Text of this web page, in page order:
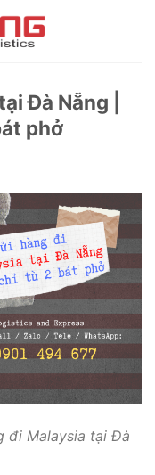
Đà Nẵng |
phở
đi Malaysia tại Đà